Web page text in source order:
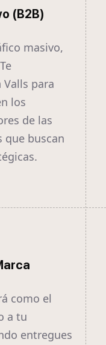
(B2B)
masivo,
para
los
de las
que buscan
como el
a tu
entregues